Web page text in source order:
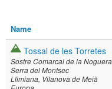
Name
Tossal de les Torretes
Sostre Comarcal de la Noguera
Serra del Montsec
Llimiana Vilanova de Meià